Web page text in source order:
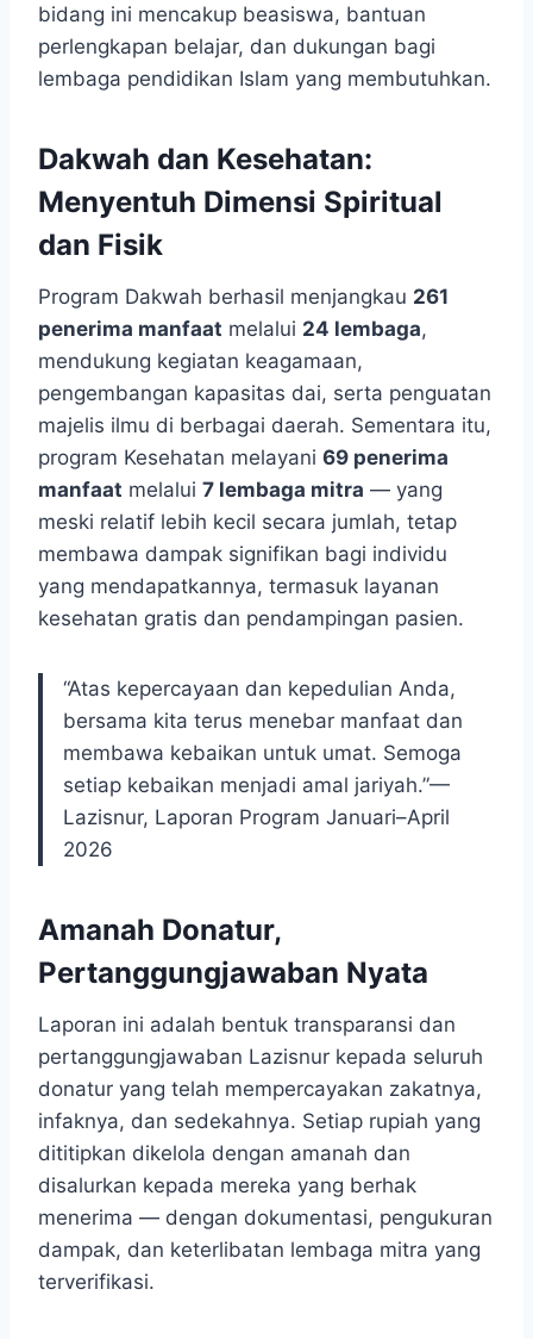
bidang ini mencakup beasiswa, bantuan
perlengkapan belajar, dan dukungan bagi
lembaga pendidikan Islam yang membutuhkan.
Dakwah dan Kesehatan:
Menyentuh Dimensi Spiritual
dan Fisik
Program Dakwah berhasil menjangkau 261
penerima manfaat melalui 24 lembaga,
mendukung kegiatan keagamaan,
pengembangan kapasitas dai, serta penguatan
majelis ilmu di berbagai daerah. Sementara itu,
program Kesehatan melayani 69 penerima
manfaat melalui 7 lembaga mitra — yang
meski relatif lebih kecil secara jumlah, tetap
membawa dampak signifikan bagi individu
yang mendapatkannya, termasuk layanan
kesehatan gratis dan pendampingan pasien.
“Atas kepercayaan dan kepedulian Anda,
bersama kita terus menebar manfaat dan
membawa kebaikan untuk umat. Semoga
setiap kebaikan menjadi amal jariyah.”—
Lazisnur, Laporan Program Januari–April
2026
Amanah Donatur,
Pertanggungjawaban Nyata
Laporan ini adalah bentuk transparansi dan
pertanggungjawaban Lazisnur kepada seluruh
donatur yang telah mempercayakan zakatnya,
infaknya, dan sedekahnya. Setiap rupiah yang
dititipkan dikelola dengan amanah dan
disalurkan kepada mereka yang berhak
menerima — dengan dokumentasi, pengukuran
dampak, dan keterlibatan lembaga mitra yang
terverifikasi.